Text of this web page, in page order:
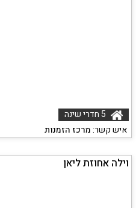
איש קשר:מרכז הזמנות
וילה אחוזת ליאן